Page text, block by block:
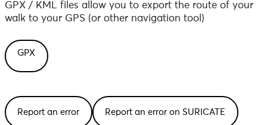
GPX / KML files allow you to export the route of your
walk to your GPS (or other navigation tool)
GPX
Report an error Report an error on SURICATE